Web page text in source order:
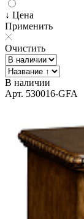
↓ Цена
Применить
Очистить
В наличии
Арт. 530016-GFA